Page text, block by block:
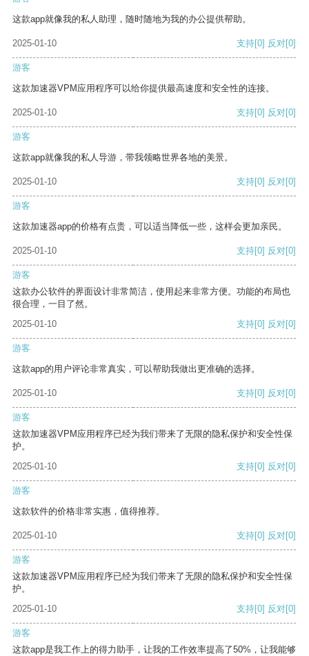
这款app就像我的私人助理，随时随地为我的办公提供帮助。
2025-01-10 支持[0] 反对[0]
游客
这款加速器VPM应用程序可以给你提供最高速度和安全性的连接。
2025-01-10 支持[0] 反对[0]
游客
这款app就像我的私人导游，带我领略世界各地的美景。
2025-01-10 支持[0] 反对[0]
游客
这款加速器app的价格有点贵，可以适当降低一些，这样会更加亲民。
2025-01-10 支持[0] 反对[0]
游客
这款办公软件的界面设计非常简洁，使用起来非常方便。功能的布局也
很合理，一目了然。
2025-01-10
支持[0] 反对[0]
游客
这款app的用户评论非常真实，可以帮助我做出更准确的选择。
2025-01-10 支持[0] 反对[0]
游客
这款加速器VPM应用程序已经为我们带来了无限的隐私保护和安全性保
护。
2025-01-10
支持[0] 反对[0]
游客
这款软件的价格非常实惠，值得推荐。
2025-01-10 支持[0] 反对[0]
游客
这款加速器VPM应用程序已经为我们带来了无限的隐私保护和安全性保
护。
2025-01-10
支持[0] 反对[0]
游客
这款app是我工作上的得力助手，让我的工作效率提高了50%，让我能够